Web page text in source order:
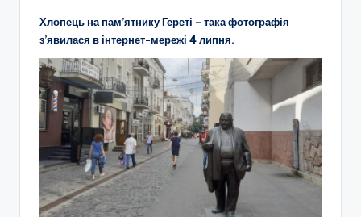
Хлопець на пам’ятнику Гереті – така фотографія
з’явилася в інтернет-мережі 4 липня.